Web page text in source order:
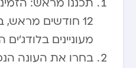
12 חודשים
מעוניינים בלודג’ים
בחרו את העונה